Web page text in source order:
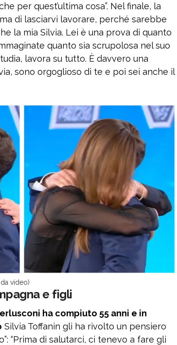
per quest’ultima cosa”. Nel finale, la
di lasciarvi lavorare, perché sarebbe
la mia Silvia. Lei è una prova di quanto
quanto sia scrupolosa nel suo
lavora su tutto. È davvero una
sono orgoglioso di te e poi sei anche il
video)
e figli
ha compiuto 55 anni e in
Silvia Toffanin gli ha rivolto un pensiero
“Prima di salutarci, ci tenevo a fare gli